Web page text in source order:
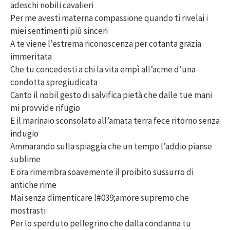
adeschi nobili cavalieri
Per me avesti materna compassione quando ti rivelai i
miei sentimenti più sinceri
A te viene l’estrema riconoscenza per cotanta grazia
immeritata
Che tu concedesti a chi la vita empì all’acme d’una
condotta spregiudicata
Canto il nobil gesto di salvifica pietà che dalle tue mani
mi provvide rifugio
E il marinaio sconsolato all’amata terra fece ritorno senza
indugio
Ammarando sulla spiaggia che un tempo l’addio pianse
sublime
E ora rimembra soavemente il proibito sussurro di
antiche rime
Mai senza dimenticare l#039;amore supremo che
mostrasti
Per lo sperduto pellegrino che dalla condanna tu